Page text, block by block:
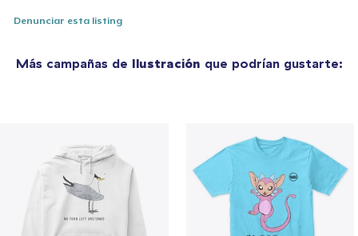
Denunciar esta listing
Más campañas de Ilustración que podrían gustarte: